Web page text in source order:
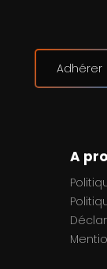
Adhérer
A